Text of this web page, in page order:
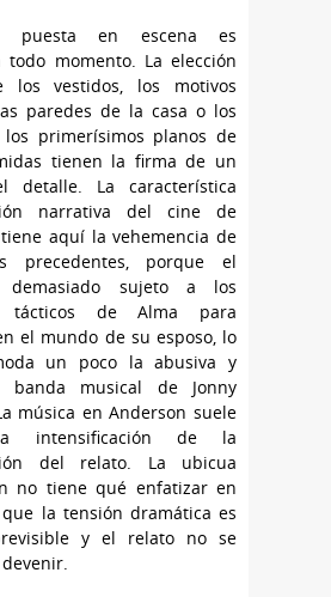
puesta en escena es
todo momento. La elección
los vestidos, los motivos
paredes de la casa o los
los primerísimos planos de
tienen la firma de un
detalle. La característica
narrativa del cine de
aquí la vehemencia de
precedentes, porque el
demasiado sujeto a los
tácticos de Alma para
el mundo de su esposo, lo
un poco la abusiva y
banda musical de Jonny
música en Anderson suele
intensificación de la
del relato. La ubicua
no tiene qué enfatizar en
la tensión dramática es
y el relato no se